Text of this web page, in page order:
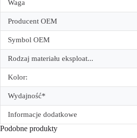
Waga
Producent OEM
Symbol OEM
Rodzaj materiału eksploat...
Kolor:
Wydajność*
Informacje dodatkowe
Podobne produkty